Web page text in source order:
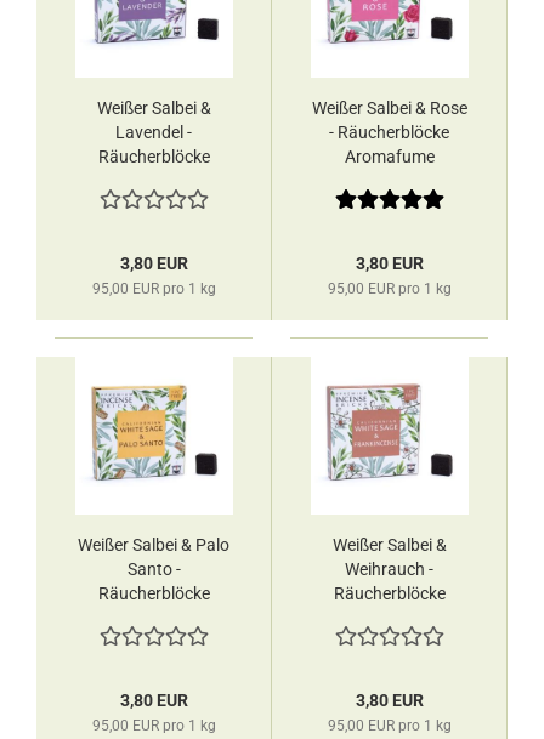
Weißer Salbei &
Lavendel -
Räucherblöcke
3,80 EUR
95,00 EUR pro 1 kg
Weißer Salbei & Rose
- Räucherblöcke
Aromafume
3,80 EUR
95,00 EUR pro 1 kg
Weißer Salbei & Palo
Santo -
Räucherblöcke
3,80 EUR
95,00 EUR pro 1 kg
Weißer Salbei &
Weihrauch -
Räucherblöcke
3,80 EUR
95,00 EUR pro 1 kg